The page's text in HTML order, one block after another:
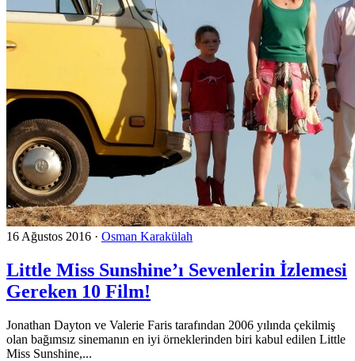
16 Ağustos 2016 · Osman Karakülah
Little Miss Sunshine’ı Sevenlerin İzlemesi
Gereken 10 Film!
Jonathan Dayton ve Valerie Faris tarafından 2006 yılında çekilmiş
olan bağımsız sinemanın en iyi örneklerinden biri kabul edilen Little
Miss Sunshine,...